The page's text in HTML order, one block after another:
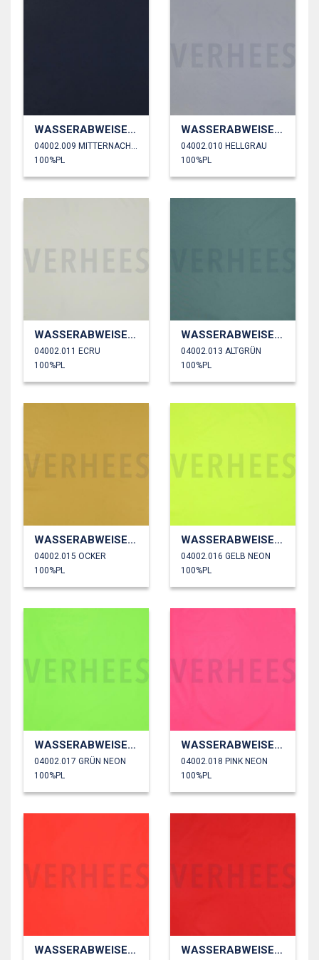
WASSERABWEISEND
100%PL
WASSERABWEISEND
04002.010 HELLGRAU
100%PL
WASSERABWEISEND
04002.011 ECRU
100%PL
WASSERABWEISEND
04002.013 ALTGRÜN
100%PL
WASSERABWEISEND
04002.015 OCKER
100%PL
WASSERABWEISEND
04002.016 GELB NEON
100%PL
WASSERABWEISEND
04002.017 GRÜN NEON
100%PL
WASSERABWEISEND
04002.018 PINK NEON
100%PL
WASSERABWEISEND WASSERABWEISEND